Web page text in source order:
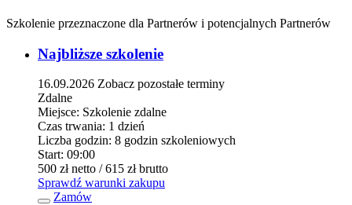
Szkolenie przeznaczone dla Partnerów i potencjalnych Partnerów
Najbliższe szkolenie
16.09.2026 Zobacz pozostałe terminy
Zdalne
Miejsce: Szkolenie zdalne
Czas trwania: 1 dzień
Liczba godzin: 8 godzin szkoleniowych
Start: 09:00
500 złnetto / 615 złbrutto
Sprawdź warunki zakupu
Zamów